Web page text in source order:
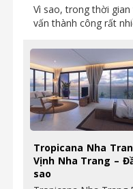
Vì sao, trong thời
vấn thành công rất
Tropicana Nha
Vịnh Nha Trang –
sao